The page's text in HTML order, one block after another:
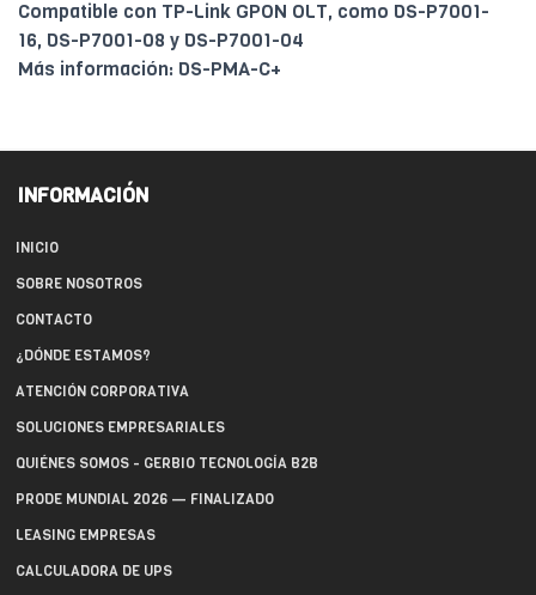
Compatible con TP-Link GPON OLT, como DS-P7001-
16, DS-P7001-08 y DS-P7001-04
Más información: DS-PMA-C+
INFORMACIÓN
INICIO
SOBRE NOSOTROS
CONTACTO
¿DÓNDE ESTAMOS?
ATENCIÓN CORPORATIVA
SOLUCIONES EMPRESARIALES
QUIÉNES SOMOS - GERBIO TECNOLOGÍA B2B
PRODE MUNDIAL 2026 — FINALIZADO
LEASING EMPRESAS
CALCULADORA DE UPS